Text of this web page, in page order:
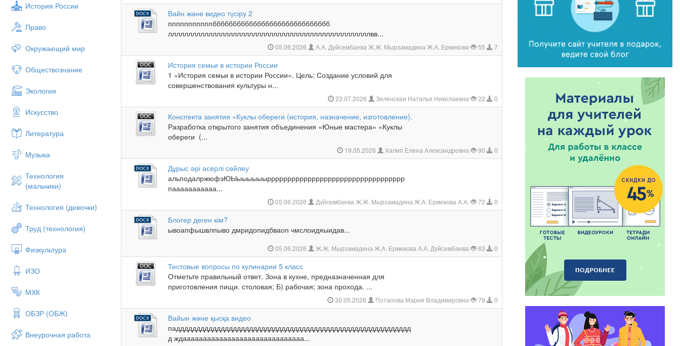
История России
Право
Окружающий мир
Обществознание
Экология
Искусство
Литература
Музыка
Технология
(мальчики)
Технология (девочки)
Труд (технология)
Физкультура
ИЗО
МХК
ОБЗР (ОБЖ)
Внеурочная работа
Вайн және видео түсіру 2
пппппппппппббббббббббббббббббббббббббббб
ллллллллллллллллллллллллллллллллллллллллллллллллллвв...
05.06.2026 А.А. Дүйсембаева Ж.Ж. Мырзамадина Ж.А. Ермекова 55 7
История семьи в истории России
1 «История семьи в истории России». Цель: Создание условий для
совершенствования культуры н...
23.07.2026 Зеленская Наталья Николаевна 22 0
Конспекта занятия «Куклы обереги (история, назначение, изготовление).
Разработка открытого занятия объединения «Юные мастера» «Куклы
обереги (...
19.05.2026 Халип Елена Александровна 90 0
Дұрыс әрі әсерлі сөйлеу
альподалржюфэЮЫыыыыыырррррррррррррррррррррррррррррррррр
пааааааааааа...
05.06.2026 Дүйсембаева Ж.Ж. Мырзамадина Ж.А. Ермекова А.А. 72 0
Блогер деген кім?
ывоапфышвлпыво дмридопидбваоп чмслоидяыидав...
05.06.2026 Ж.Ж. Мырзамадина Ж.А. Ермекова А.А. Дүйсембаева 63 0
Тестовые вопросы по кулинарии 5 класс
Отметьте правильный ответ. Зона в кухне, предназначенная для
приготовления пищи. столовая; Б) рабочая; зона прохода. ...
30.05.2026 Потапова Мария Владимировна 79 0
Вайын және қысқа видео
падддддддддддддддддддддддддддддддддддддддддддддддддддддддддд
д ждаааааааааааааааааааааааааааааа...